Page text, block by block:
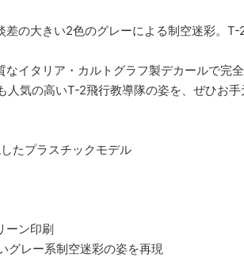
差の大きい2色のグレーによる制空迷彩。
イタリア・カルトグラフ製デカールで完全
気の高いT-2飛行教導隊の姿を、ぜひお手
たプラスチックモデル
ーン印刷
グレー系制空迷彩の姿を再現